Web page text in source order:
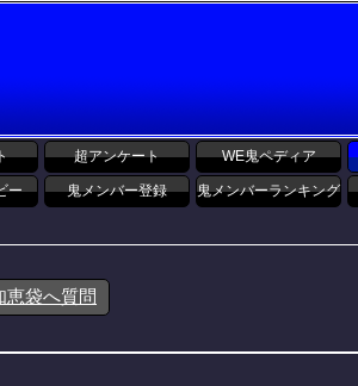
超アンケート WE鬼ペディア
ー 鬼メンバー登録 鬼メンバーランキング
恵袋へ質問